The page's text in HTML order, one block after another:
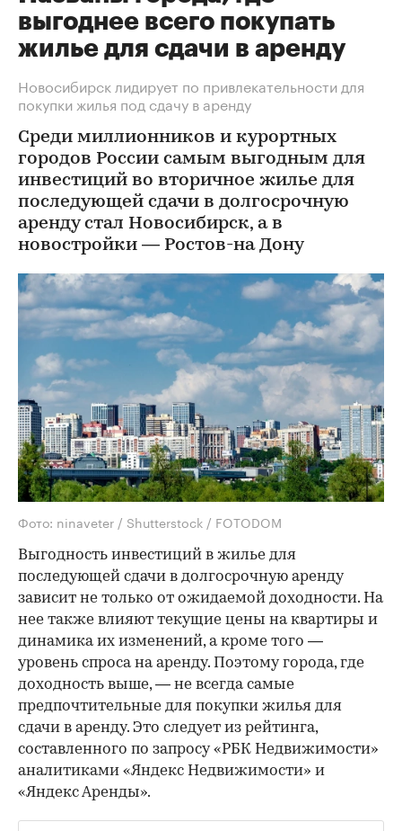
выгоднее всего покупать
жилье для сдачи в аренду
Новосибирск лидирует по привлекательности для
покупки жилья под сдачу в аренду
Среди миллионников и курортных
городов России самым выгодным для
инвестиций во вторичное жилье для
последующей сдачи в долгосрочную
аренду стал Новосибирск, а в
новостройки — Ростов-на Дону
Фото: ninaveter / Shutterstock / FOTODOM
Выгодность инвестиций в жилье для
последующей сдачи в долгосрочную аренду
зависит не только от ожидаемой доходности. На
нее также влияют текущие цены на квартиры и
динамика их изменений, а кроме того —
уровень спроса на аренду. Поэтому города, где
доходность выше, — не всегда самые
предпочтительные для покупки жилья для
сдачи в аренду. Это следует из рейтинга,
составленного по запросу «РБК Недвижимости»
аналитиками «Яндекс Недвижимости» и
«Яндекс Аренды».